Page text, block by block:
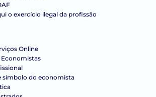
o exercício ilegal da profissão
Online
símbolo do economista